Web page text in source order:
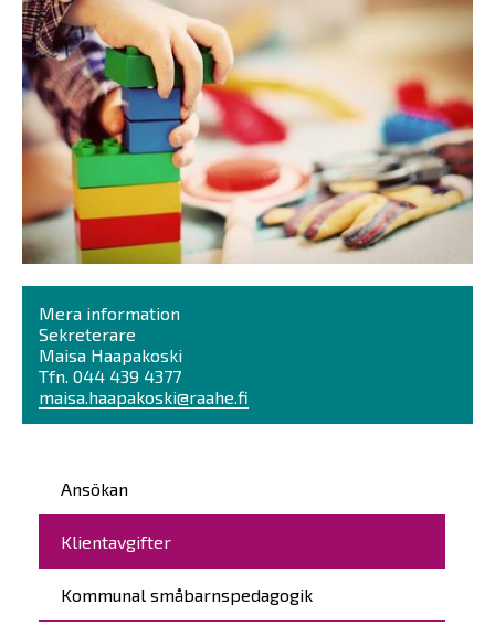
Päävalikko
Ansökan
Klientavgifter
Kommunal småbarnspedagogik
Mera information
Sekreterare
Maisa Haapakoski
Tfn. 044 439 4377
maisa.haapakoski@raahe.fi